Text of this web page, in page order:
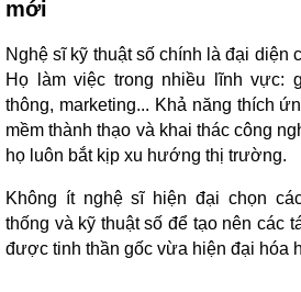
mới
Nghệ sĩ kỹ thuật số chính là đại diện
Họ làm việc trong nhiều lĩnh vực:
thông, marketing... Khả năng thích
mềm thành thạo và khai thác công
họ luôn bắt kịp xu hướng thị trường.
Không ít nghệ sĩ hiện đại chọn
thống và kỹ thuật số để tạo nên các
được tinh thần gốc vừa hiện đại hóa